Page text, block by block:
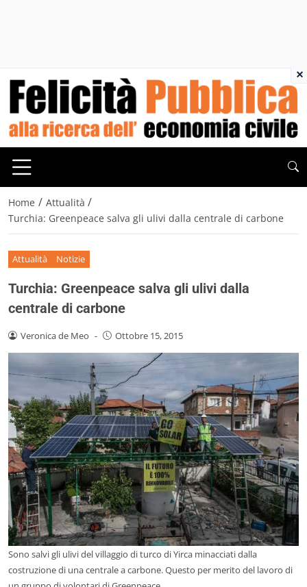
Home / Attualità /
Turchia: Greenpeace salva gli ulivi dalla centrale di carbone
Attualità Notizie
Turchia: Greenpeace salva gli ulivi dalla
centrale di carbone
Veronica de Meo - Ottobre 15, 2015
Sono salvi gli ulivi del villaggio di turco di Yirca minacciati dalla
costruzione di una centrale a carbone. Questo per merito del lavoro di
×